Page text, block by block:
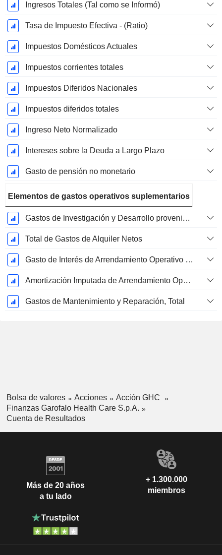
Ingresos Totales (Tal como se Informó)
Tasa de Impuesto Efectiva - (Ratio)
Impuestos Domésticos Actuales
Impuestos corrientes totales
Impuestos Diferidos Nacionales
Impuestos diferidos totales
Ingreso Neto Normalizado
Intereses sobre la Deuda a Largo Plazo
Gasto de pensión no monetario
Elementos de gastos operativos suplementarios
Gastos de Investigación y Desarrollo provenientes de las Notas al Pie de Página
Total de Gastos de Alquiler Netos
Gasto de Interés de Arrendamiento Operativo Imputado
Amortización Imputada de Arrendamiento Operativo
Gastos de Mantenimiento y Reparación, Total
Bolsa de valores Acciones
Acción GHC
Finanzas Garofalo Health Care S.p.A.
Cuenta de Resultados
Más de 20 años
a tu lado
+ 1.300.000
miembros